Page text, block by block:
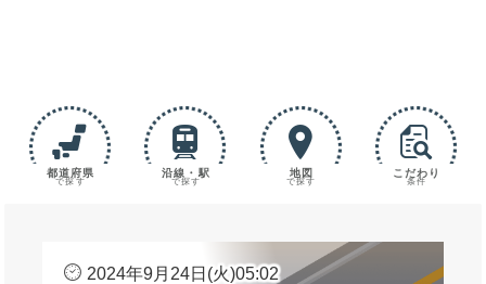
都道府県
で探す
沿線・駅
で探す
地図
で探す
こだわり
条件
2024年9月24日(火)05:02